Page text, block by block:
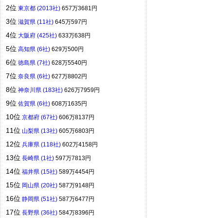
2位 東京都 (2013社) 657万3681円
3位 滋賀県 (11社) 645万597円
4位 大阪府 (425社) 633万638円
5位 高知県 (6社) 629万500円
6位 徳島県 (7社) 628万5540円
7位 奈良県 (6社) 627万8802円
8位 神奈川県 (183社) 626万7959円
9位 佐賀県 (6社) 608万1635円
10位 京都府 (67社) 606万8137円
11位 山梨県 (13社) 605万6803円
12位 兵庫県 (118社) 602万4158円
13位 長崎県 (1社) 597万7813円
14位 福井県 (15社) 589万4454円
15位 岡山県 (20社) 587万9148円
16位 静岡県 (51社) 587万6477円
17位 長野県 (36社) 584万8396円